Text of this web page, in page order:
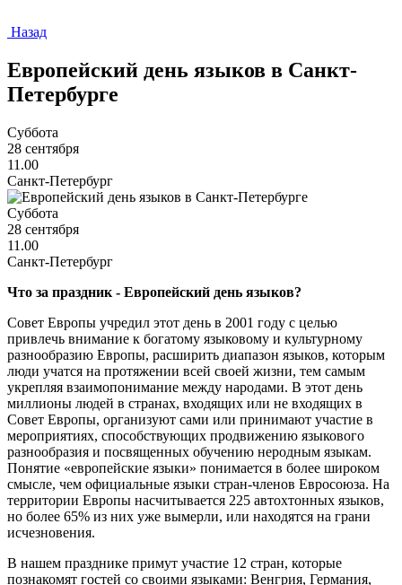
Назад
Европейский день языков в Санкт-
Петербурге
Суббота
28 сентября
11.00
Санкт-Петербург
Суббота
28 сентября
11.00
Санкт-Петербург
Что за праздник - Европейский день языков?
Совет Европы учредил этот день в 2001 году с целью
привлечь внимание к богатому языковому и культурному
разнообразию Европы, расширить диапазон языков, которым
люди учатся на протяжении всей своей жизни, тем самым
укрепляя взаимопонимание между народами. В этот день
миллионы людей в странах, входящих или не входящих в
Совет Европы, организуют сами или принимают участие в
мероприятиях, способствующих продвижению языкового
разнообразия и посвященных обучению неродным языкам.
Понятие «европейские языки» понимается в более широком
смысле, чем официальные языки стран-членов Евросоюза. На
территории Европы насчитывается 225 автохтонных языков,
но более 65% из них уже вымерли, или находятся на грани
исчезновения.
В нашем празднике примут участие 12 стран, которые
познакомят гостей со своими языками: Венгрия, Германия,